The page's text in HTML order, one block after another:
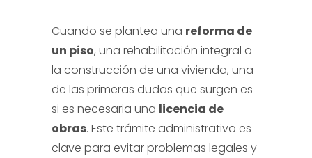
Cuando se plantea una reforma de
un piso, una rehabilitación integral o
la construcción de una vivienda, una
de las primeras dudas que surgen es
si es necesaria una licencia de
obras. Este trámite administrativo es
clave para evitar problemas legales y